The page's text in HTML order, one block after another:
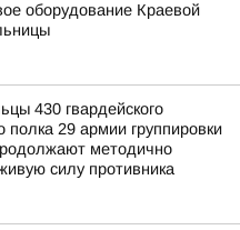
оборудование Краевой
430 гвардейского
полка 29 армии группировки
методично
силу противника